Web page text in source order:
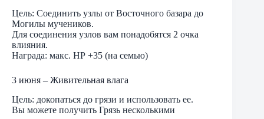
Цель: Соединить узлы от Восточного базара до
Могилы мучеников.
Для соединения узлов вам понадобятся 2 очка
влияния.
Награда: макс. НР +35 (на семью)
3 июня – Живительная влага
Цель: докопаться до грязи и использовать ее.
Вы можете получить Грязь несколькими